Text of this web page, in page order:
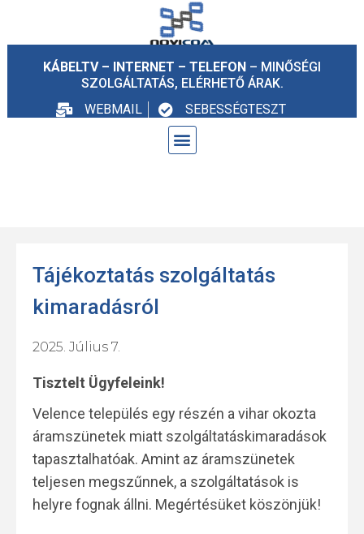
KÁBELTV – INTERNET – TELEFON – MINŐSÉGI
SZOLGÁLTATÁS, ELÉRHETŐ ÁRAK.
WEBMAIL
SEBESSÉGTESZT
Tájékoztatás szolgáltatás
kimaradásról
2025. Július 7.
Tisztelt Ügyfeleink!
Velence település egy részén a vihar okozta
áramszünetek miatt szolgáltatáskimaradások
tapasztalhatóak. Amint az áramszünetek
teljesen megszűnnek, a szolgáltatások is
helyre fognak állni. Megértésüket köszönjük!